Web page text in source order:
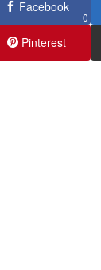
Facebook
0
Pinterest